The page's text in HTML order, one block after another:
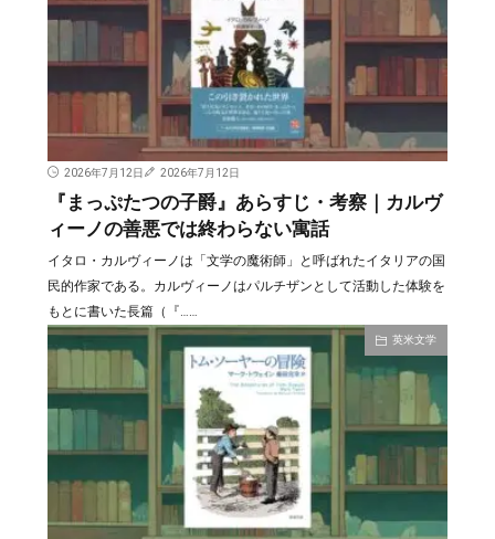
2026年7月12日 2026年7月12日
『まっぷたつの子爵』あらすじ・考察｜カルヴ
ィーノの善悪では終わらない寓話
イタロ・カルヴィーノは「文学の魔術師」と呼ばれたイタリアの国
民的作家である。カルヴィーノはパルチザンとして活動した体験を
もとに書いた長篇（『……
英米文学